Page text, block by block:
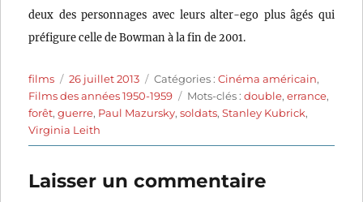
deux des personnages avec leurs alter-ego plus âgés qui
préfigure celle de Bowman à la fin de 2001.
Auteur
films
Publié
le
26 juillet 2013 Catégories
Catégories :Cinéma américain,
Films des années 1950-1959
Étiquettes
Mots-clés :double,errance,
forêt,guerre, Paul Mazursky,soldats,Stanley Kubrick,
Virginia Leith
Laisser un commentaire